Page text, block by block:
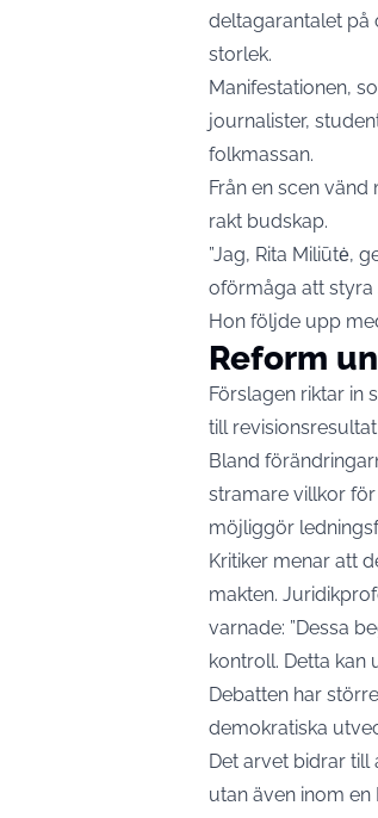
deltagarantalet på
storlek.
Manifestationen,
journalister,
folkmassan.
Från en scen
rakt budskap.
”Jag, Rita Miliūtė,
oförmåga att styra
Hon följde upp
Reform
Förslagen riktar in
till
Bland
stramare villkor
möjliggör
Kritiker menar att
makten.
varnade: ”Dessa
kontroll. Detta kan
Debatten har
demokratiska
Det arvet bidrar
utan även inom